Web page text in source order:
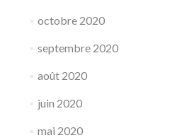
octobre 2020
septembre 2020
août 2020
juin 2020
mai 2020